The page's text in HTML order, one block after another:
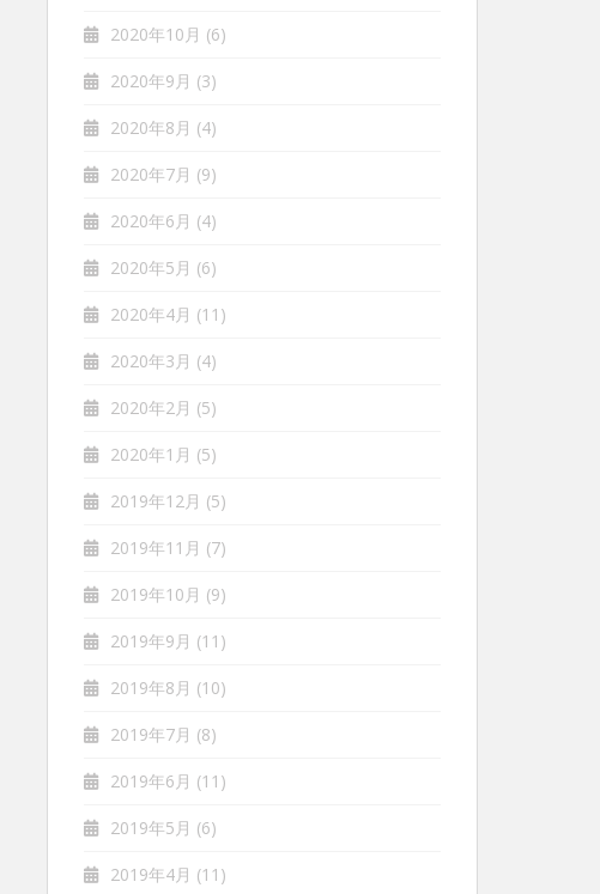
2020年10月 (6)
2020年9月 (3)
2020年8月 (4)
2020年7月 (9)
2020年6月 (4)
2020年5月 (6)
2020年4月 (11)
2020年3月 (4)
2020年2月 (5)
2020年1月 (5)
2019年12月 (5)
2019年11月 (7)
2019年10月 (9)
2019年9月 (11)
2019年8月 (10)
2019年7月 (8)
2019年6月 (11)
2019年5月 (6)
2019年4月 (11)